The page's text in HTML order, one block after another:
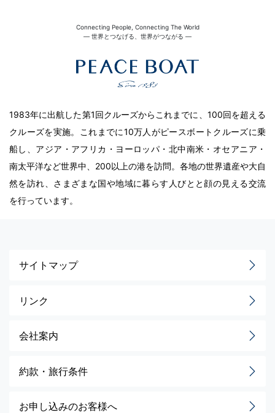
Connecting People, Connecting The World
― 世界とつなげる、世界がつながる ―
1983年に出航した第1回クルーズからこれまでに、100回を超える
クルーズを実施。これまでに10万人がピースボートクルーズに乗
船し、アジア・アフリカ・ヨーロッパ・北中南米・オセアニア・
南太平洋など世界中、200以上の港を訪問。各地の世界遺産や大自
然を訪れ、さまざまな国や地域に暮らす人びとと顔の見える交流
を行っています。
サイトマップ
リンク
会社案内
約款・旅行条件
お申し込みのお客様へ